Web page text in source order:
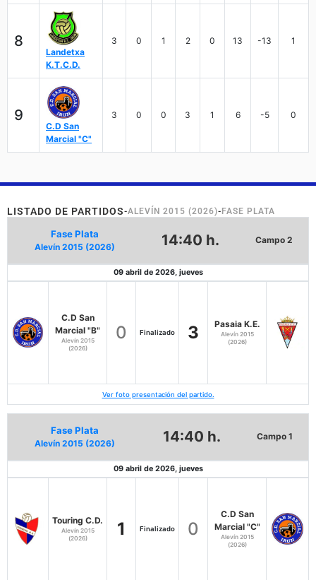
8
Landetxa
K.T.C.D.
3 0 1 2 0 13 -13 1
9
C.D San
Marcial "C"
3 0 0 3 1 6 -5 0
LISTADO DE PARTIDOS-ALEVÍN 2015 (2026)- FASE PLATA
Fase Plata
Alevín 2015 (2026) 14:40 h. Campo 2
09 abril de 2026, jueves
C.D San
Marcial "B"
Alevín 2015
(2026)
0 Finalizado 3 Pasaia K.E.
Alevín 2015
(2026)
Ver foto presentación del partido.
Fase Plata
Alevín 2015 (2026) 14:40 h. Campo 1
09 abril de 2026, jueves
Touring C.D.
Alevín 2015
(2026)
1 Finalizado 0
C.D San
Marcial "C"
Alevín 2015
(2026)